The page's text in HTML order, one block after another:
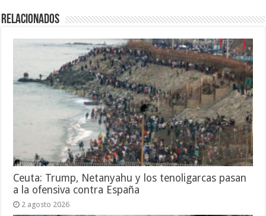
Relacionados
Ceuta: Trump, Netanyahu y los tenoligarcas pasan
a la ofensiva contra España
2 agosto 2026